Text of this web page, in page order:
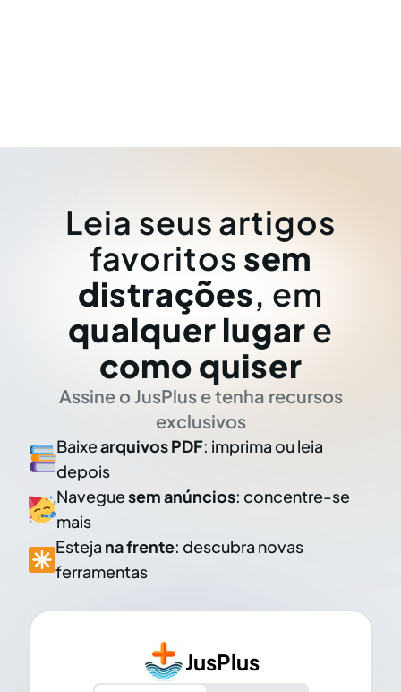
Leia seus artigos
favoritos sem
distrações, em
qualquer lugar e
como quiser
Assine o JusPlus e tenha recursos
exclusivos
Baixearquivos PDF: imprima ou leia
depois
Naveguesem anúncios: concentre-se
mais
Esteja na frente: descubra novas
ferramentas
JusPlus